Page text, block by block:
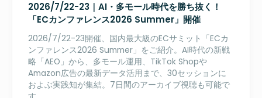
2026/7/22-23｜AI・多モール時代を勝ち抜く！
「ECカンファレンス2026 Summer」開催
2026/7/22-23開催、国内最大級のECサミット「ECカ
ンファレンス2026 Summer」をご紹介。AI時代の新戦
略「AEO」から、多モール運用、TikTok Shopや
Amazon広告の最新データ活用まで、30セッションに
およぶ実践知が集結。7日間のアーカイブ視聴も可能で